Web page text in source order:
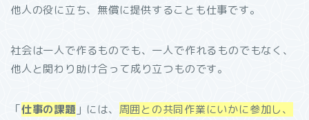
他人の役に立ち、無償に提供することも仕事です。
社会は一人で作るものでも、一人で作れるものでもなく、
他人と関わり助け合って成り立つものです。
「仕事の課題 」には、 周囲との共同作業にいかに参加し、